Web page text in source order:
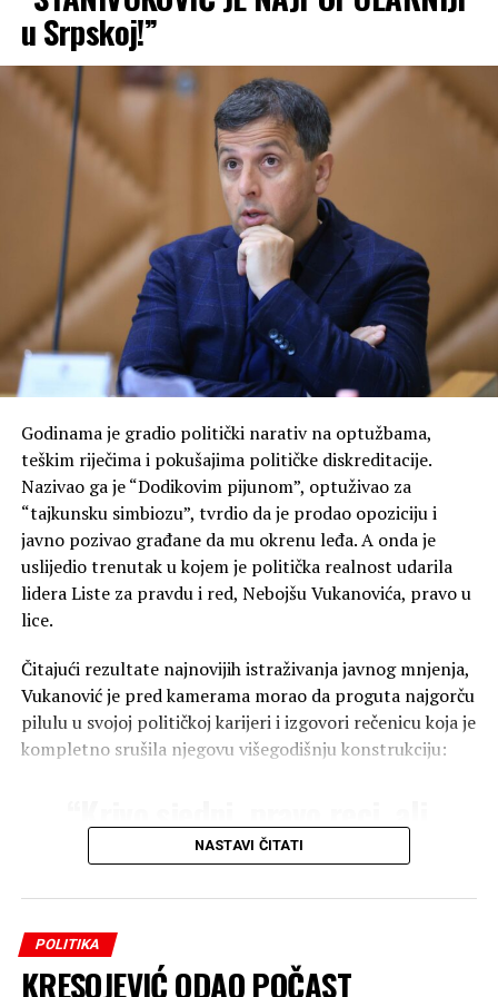
da se uklanjaju štandovi
ispred kancelarija PSS-a u
Laktašima, vjerovatno po
nalogu SNSD-a i njihovog
gradonačelnika Miroslava
Bojića. To je apsolutno
politički motivisano —
kome to smeta nulta stopa
PDV-a, inicijativa građana i
ono što je poteklo od
naroda?”, poručuju iz PSS-a
i dodaju:
“Znači, nisu nam dostavili
nikakvo rješenje da nam je
to zabranjeno. Mi smo
uredno dopis poslali,
obaviješteni o svemu na
vrijeme. Uklanjanje bez
ikakvog osnova i papira
na demokratska prava
građana.”
Zašto SNSD-u smeta nulta stopa PDV-a?
Inicijativa za uvođenje nulte stope PDV-a na osnovne
u Srpskoj!”
Godinama je gradio politički narativ na optužbama,
teškim riječima i pokušajima političke diskreditacije.
Nazivao ga je “Dodikovim pijunom”, optuživao za
“tajkunsku simbiozu”, tvrdio da je prodao opoziciju i
javno pozivao građane da mu okrenu leđa. A onda je
uslijedio trenutak u kojem je politička realnost udarila
lidera Liste za pravdu i red, Nebojšu Vukanovića, pravo u
lice.
Čitajući rezultate najnovijih istraživanja javnog mnjenja,
Vukanović je pred kamerama morao da proguta najgorču
pilulu u svojoj političkoj karijeri i izgovori rečenicu koja je
kompletno srušila njegovu višegodišnju konstrukciju:
“Krivo sjedni, pravo reci, ali
najpopularniji političar u
Republici Srpskoj je Draško
Stanivuković”
Vukanović, vidno skroman
NASTAVI ČITATI
POLITIKA
KRESOJEVIĆ ODAO POČAST